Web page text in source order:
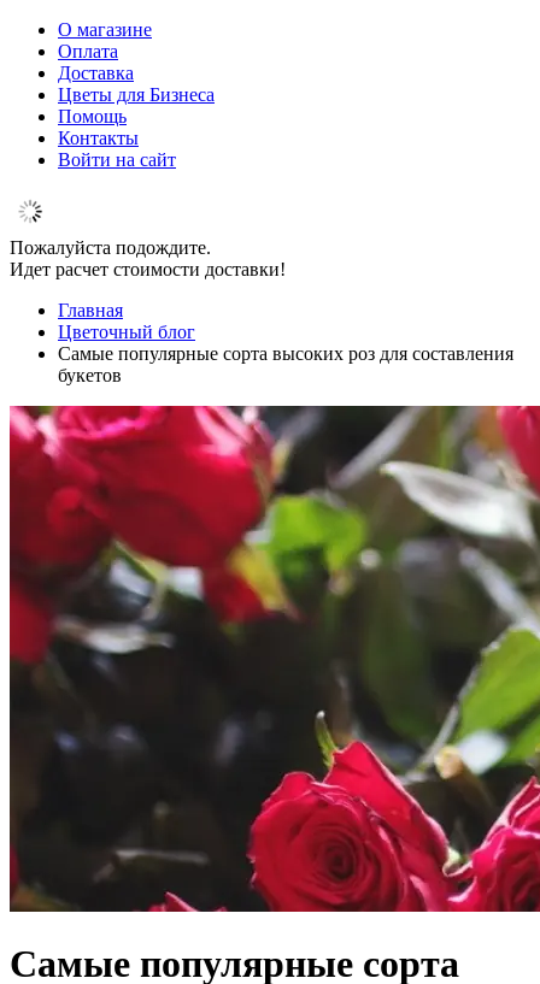
О магазине
Оплата
Доставка
Цветы для Бизнеса
Помощь
Контакты
Войти на сайт
Пожалуйста подождите.
Идет расчет стоимости доставки!
Главная
Цветочный блог
Самые популярные сорта высоких роз для составления
букетов
Самые популярные сорта